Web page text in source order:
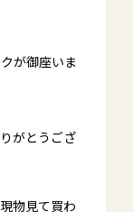
が御座いま
がとうござ
物見て買わ